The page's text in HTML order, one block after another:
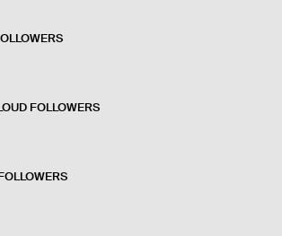
FOLLOWERS